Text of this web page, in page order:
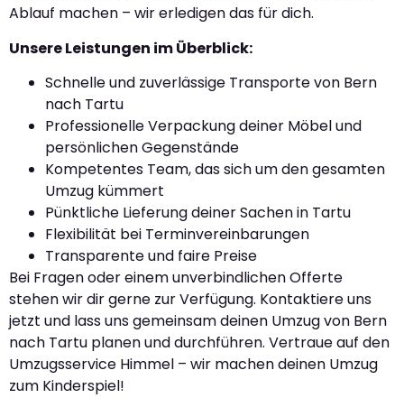
Ablauf machen – wir erledigen das für dich.
Unsere Leistungen im Überblick:
Schnelle und zuverlässige Transporte von Bern
nach Tartu
Professionelle Verpackung deiner Möbel und
persönlichen Gegenstände
Kompetentes Team, das sich um den gesamten
Umzug kümmert
Pünktliche Lieferung deiner Sachen in Tartu
Flexibilität bei Terminvereinbarungen
Transparente und faire Preise
Bei Fragen oder einem unverbindlichen Offerte
stehen wir dir gerne zur Verfügung. Kontaktiere uns
jetzt und lass uns gemeinsam deinen Umzug von Bern
nach Tartu planen und durchführen. Vertraue auf den
Umzugsservice Himmel – wir machen deinen Umzug
zum Kinderspiel!